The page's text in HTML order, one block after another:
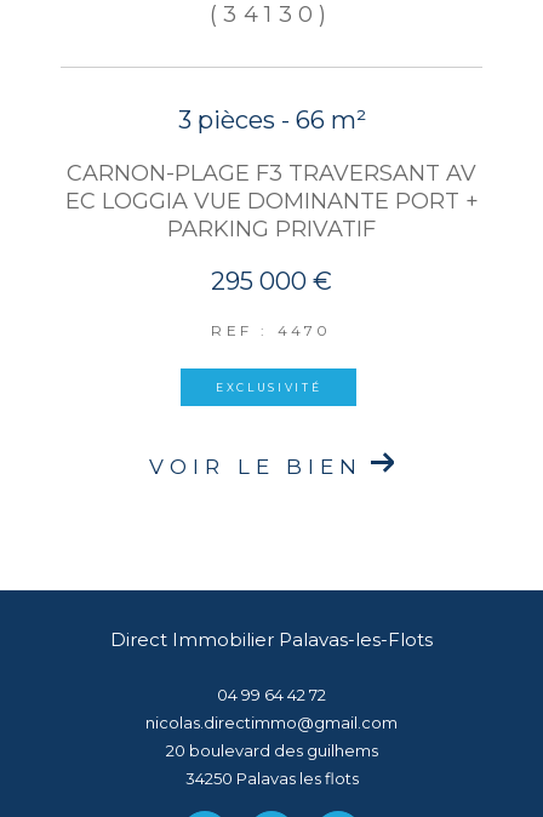
(34130)
3 pièces - 66 m²
CARNON-PLAGE F3 TRAVERSANT AV
EC LOGGIA VUE DOMINANTE PORT +
PARKING PRIVATIF
295 000 €
REF : 4470
EXCLUSIVITÉ
VOIR LE BIEN
Direct Immobilier Palavas-les-Flots
04 99 64 42 72
nicolas.directimmo@gmail.com
20 boulevard des guilhems
34250
palavas les flots